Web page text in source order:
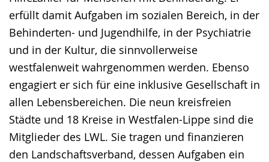
erfüllt damit Aufgaben im sozialen Bereich, in der
Behinderten- und Jugendhilfe, in der Psychiatrie
und in der Kultur, die sinnvollerweise
westfalenweit wahrgenommen werden. Ebenso
engagiert er sich für eine inklusive Gesellschaft in
allen Lebensbereichen. Die neun kreisfreien
Städte und 18 Kreise in Westfalen-Lippe sind die
Mitglieder des LWL. Sie tragen und finanzieren
den Landschaftsverband, dessen Aufgaben ein